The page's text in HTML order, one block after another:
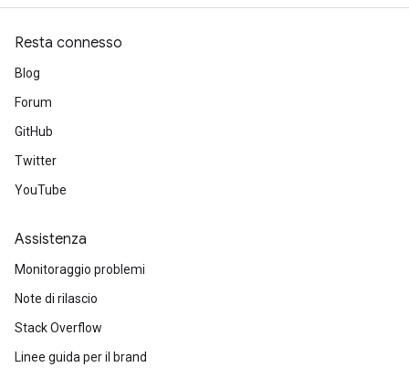
Resta connesso
Blog
Forum
GitHub
Twitter
YouTube
Assistenza
Monitoraggio problemi
Note di rilascio
Stack Overflow
Linee guida per il brand